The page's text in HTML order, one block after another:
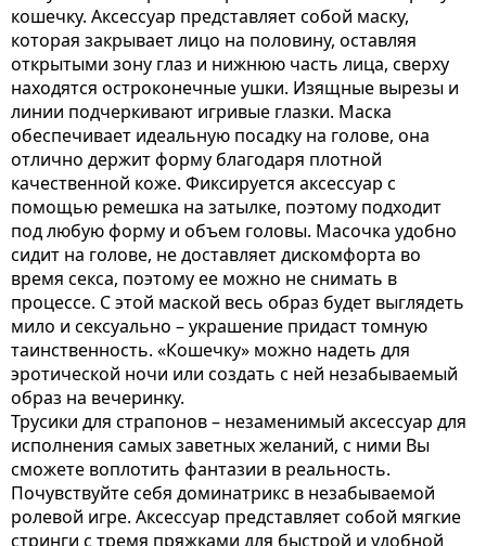
кошечку. Аксессуар представляет собой маску,
которая закрывает лицо на половину, оставляя
открытыми зону глаз и нижнюю часть лица, сверху
находятся остроконечные ушки. Изящные вырезы и
линии подчеркивают игривые глазки. Маска
обеспечивает идеальную посадку на голове, она
отлично держит форму благодаря плотной
качественной коже. Фиксируется аксессуар с
помощью ремешка на затылке, поэтому подходит
под любую форму и объем головы. Масочка удобно
сидит на голове, не доставляет дискомфорта во
время секса, поэтому ее можно не снимать в
процессе. С этой маской весь образ будет выглядеть
мило и сексуально – украшение придаст томную
таинственность. «Кошечку» можно надеть для
эротической ночи или создать с ней незабываемый
образ на вечеринку.
Трусики для страпонов – незаменимый аксессуар для
исполнения самых заветных желаний, с ними Вы
сможете воплотить фантазии в реальность.
Почувствуйте себя доминатрикс в незабываемой
ролевой игре. Аксессуар представляет собой мягкие
стринги с тремя пряжками для быстрой и удобной